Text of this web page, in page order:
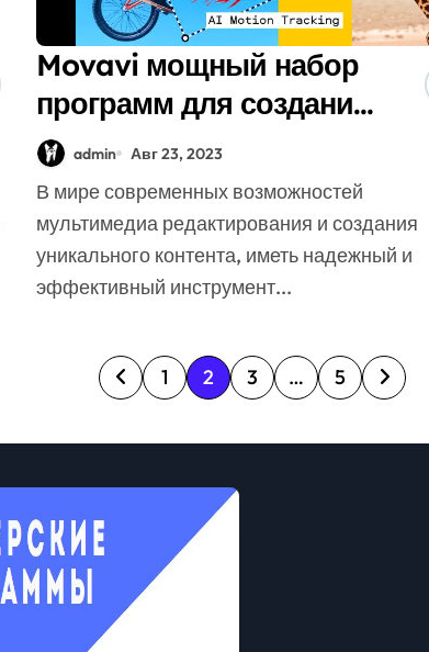
Movavi мощный набор
программ для создания
и редактирования
видео
admin Авг 23, 2023
В мире современных возможностей
мультимедиа редактирования и создания
уникального контента, иметь надежный и
эффективный инструмент...
П
и
н
1 2 3 … 5